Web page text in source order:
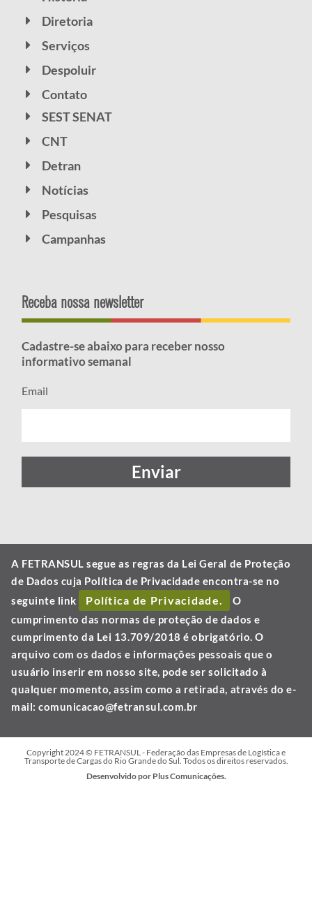
Diretoria
Serviços
Despoluir
Contato
SEST SENAT
CNT
Detran
Notícias
Pesquisas
Campanhas
Receba nossa newsletter
Cadastre-se abaixo para receber nosso
informativo semanal
Email
Enviar
A FETRANSUL segue as regras da Lei Geral de Proteção
de Dados cuja Política de Privacidade encontra-se no
seguinte link
Política de Privacidade.
O
cumprimento das normas de proteção de dados e
cumprimento da Lei 13.709/2018 é obrigatório. O
arquivo com os dados e informações pessoais que o
usuário inserir em nosso site, pode ser solicitado à
qualquer momento, assim como a retirada, através do e-
mail:comunicacao@fetransul.com.br
Copyright 2024 © FETRANSUL - Federação das Empresas de Logística e
Transporte de Cargas do Rio Grande do Sul. Todos os direitos reservados.
Desenvolvido por Plus Comunicações.